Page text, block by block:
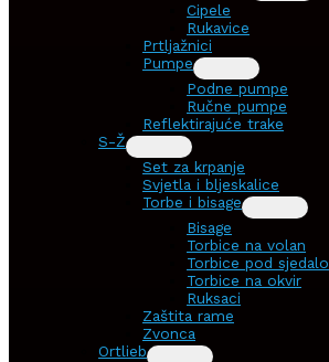
Cipele
Rukavice
Prtljažnici
Pumpe
Podne pumpe
Ručne pumpe
Reflektirajuće trake
S-Ž
Set za krpanje
Svjetla i bljeskalice
Torbe i bisage
Bisage
Torbice na volan
Torbice pod sjedalo
Torbice na okvir
Ruksaci
Zaštita rame
Zvonca
Ortlieb